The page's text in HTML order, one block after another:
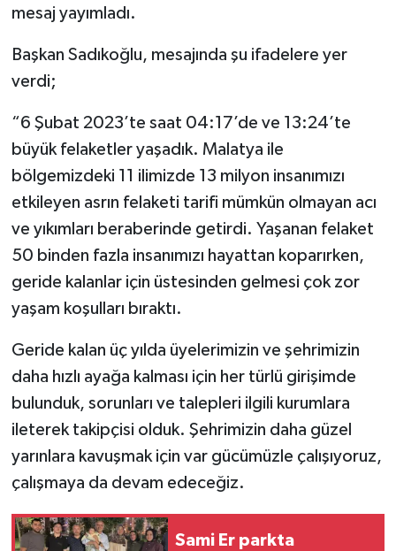
mesaj yayımladı.
Başkan Sadıkoğlu, mesajında şu ifadelere yer
verdi;
“6 Şubat 2023’te saat 04:17’de ve 13:24’te
büyük felaketler yaşadık. Malatya ile
bölgemizdeki 11 ilimizde 13 milyon insanımızı
etkileyen asrın felaketi tarifi mümkün olmayan acı
ve yıkımları beraberinde getirdi. Yaşanan felaket
50 binden fazla insanımızı hayattan koparırken,
geride kalanlar için üstesinden gelmesi çok zor
yaşam koşulları bıraktı.
Geride kalan üç yılda üyelerimizin ve şehrimizin
daha hızlı ayağa kalması için her türlü girişimde
bulunduk, sorunları ve talepleri ilgili kurumlara
ileterek takipçisi olduk. Şehrimizin daha güzel
yarınlara kavuşmak için var gücümüzle çalışıyoruz,
çalışmaya da devam edeceğiz.
Sami Er parkta